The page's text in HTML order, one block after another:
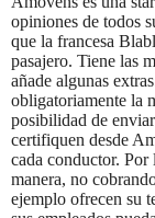
opiniones de todos
que la francesa
pasajero. Tiene las
añade algunas
obligatoriamente la
posibilidad de
certifiquen desde
cada conductor. Por
manera, no
ejemplo ofrecen su